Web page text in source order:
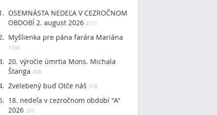
OSEMNÁSTA NEDEĽA V CEZROČNOM
OBDOBÍ 2. august 2026 2111
Myšlienka pre pána farára Mariána
1104
20. výročie úmrtia Mons. Michala
Štanga 458
Zvelebený buď Otče náš 318
18. nedeľa v cezročnom období "A"
2026 297